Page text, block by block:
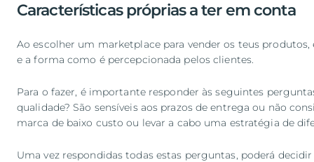
Características próprias a ter em conta
Ao escolher um marketplace para vender os teus
e a forma como é percepcionada pelos clientes.
Para o fazer, é importante responder às seguintes
qualidade? São sensíveis aos prazos de entrega ou não
marca de baixo custo ou levar a cabo uma estratégia de
Uma vez respondidas todas estas perguntas, poderá